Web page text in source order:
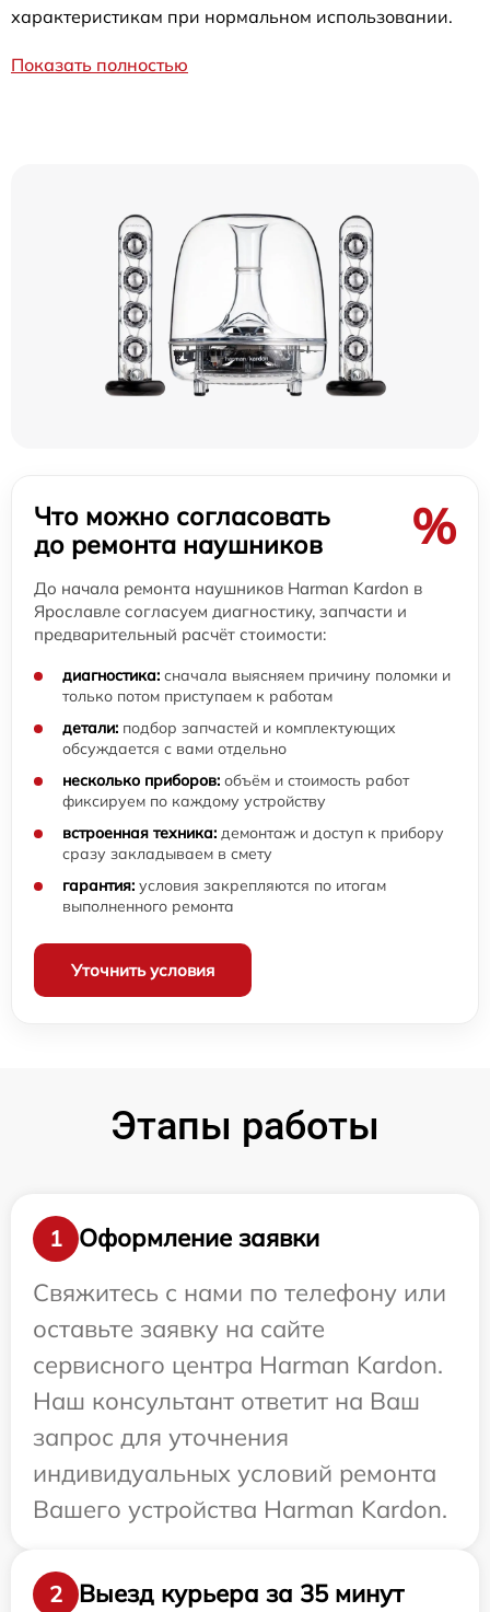
характеристикам при нормальном использовании.
Показать полностью
Что можно согласовать
до ремонта наушников
%
До начала ремонта наушников Harman Kardon в
Ярославле согласуем диагностику, запчасти и
предварительный расчёт стоимости:
диагностика: сначала выясняем причину поломки и
только потом приступаем к работам
детали: подбор запчастей и комплектующих
обсуждается с вами отдельно
несколько приборов: объём и стоимость работ
фиксируем по каждому устройству
встроенная техника: демонтаж и доступ к прибору
сразу закладываем в смету
гарантия: условия закрепляются по итогам
выполненного ремонта
Уточнить условия
Этапы работы
1
Оформление заявки
Свяжитесь с нами по телефону или
оставьте заявку на сайте
сервисного центра Harman Kardon.
Наш консультант ответит на Ваш
запрос для уточнения
индивидуальных условий ремонта
Вашего устройства Harman Kardon.
2
Выезд курьера за 35 минут